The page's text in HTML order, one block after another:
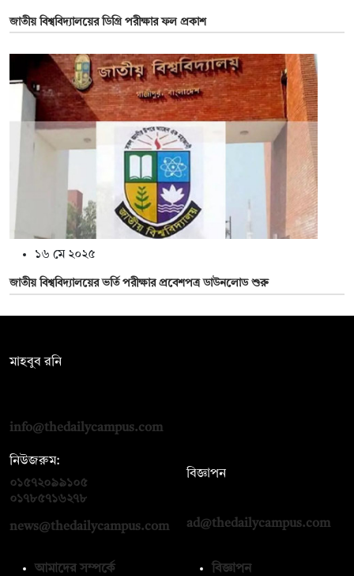
জাতীয় বিশ্ববিদ্যালয়ের ডিগ্রি পরীক্ষার ফল প্রকাশ
১৬ মে ২০২৫
জাতীয় বিশ্ববিদ্যালয়ের ভর্তি পরীক্ষার প্রবেশপত্র ডাউনলোড শুরু
মাহবুব রনি
info@thedailycampus.com
নিউজরুম:
০১৫৭২০৯৯১০৫
০১৭৮৫৭১৬২৭৮
news@thedailycampus.com
বিজ্ঞাপন
ad@thedailycampus.com
আমাদের সম্পর্কে
বিজ্ঞাপন